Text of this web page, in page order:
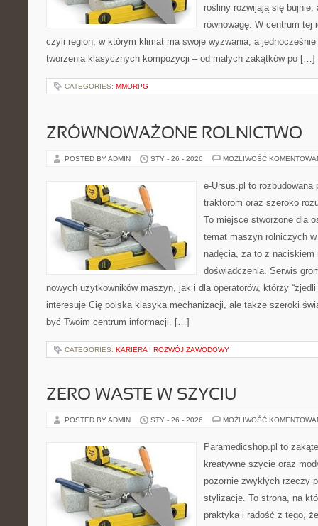
rośliny rozwijają się bujnie,
równowagę. W centrum
czyli region, w którym klimat ma swoje wyzwania, a
tworzenia klasycznych kompozycji – od małych zakątków po […]
CATEGORIES: MMORPG
ZRÓWNOWAŻONE ROLNICTWO
POSTED BY ADMIN STY - 26 - 2026 MOŻLIWOŚĆ
e-Ursus.pl to rozbudowana
traktorom oraz szeroko
To miejsce stworzone dla
temat maszyn rolniczych
nadęcia, za to z naciskiem
doświadczenia. Serwis
nowych użytkowników maszyn, jak i dla operatorów, którzy
interesuje Cię polska klasyka mechanizacji, ale także szeroki
być Twoim centrum informacji. […]
CATEGORIES: KARIERA I ROZWÓJ ZAWODOWY
ZERO WASTE W SZYCIU
POSTED BY ADMIN STY - 26 - 2026 MOŻLIWOŚĆ
Paramedicshop.pl to
kreatywne szycie oraz
pozornie zwykłych rzeczy
stylizacje. To strona, na
praktyka i radość z tego,